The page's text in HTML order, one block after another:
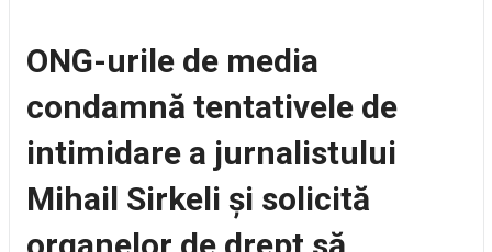
ONG-urile de media
condamnă tentativele de
intimidare a jurnalistului
Mihail Sirkeli și solicită